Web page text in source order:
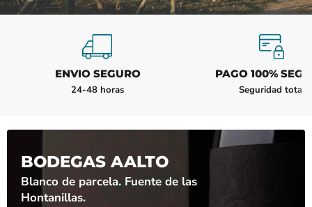
1
2
3
ENVIO SEGURO
24-48 horas
PAGO 100%
Seguridad total
BODEGAS AALTO
Blanco de parcela. Fuente de las
Hontanillas.